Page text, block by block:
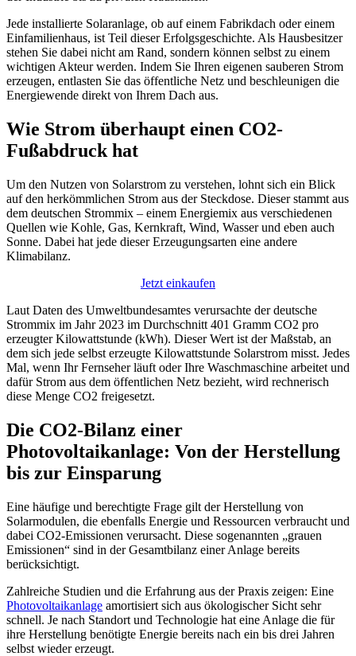
Jede installierte Solaranlage, ob auf einem Fabrikdach oder einem
Einfamilienhaus, ist Teil dieser Erfolgsgeschichte. Als Hausbesitzer
stehen Sie dabei nicht am Rand, sondern können selbst zu einem
wichtigen Akteur werden. Indem Sie Ihren eigenen sauberen Strom
erzeugen, entlasten Sie das öffentliche Netz und beschleunigen die
Energiewende direkt von Ihrem Dach aus.
Wie Strom überhaupt einen CO2-
Fußabdruck hat
Um den Nutzen von Solarstrom zu verstehen, lohnt sich ein Blick
auf den herkömmlichen Strom aus der Steckdose. Dieser stammt aus
dem deutschen Strommix – einem Energiemix aus verschiedenen
Quellen wie Kohle, Gas, Kernkraft, Wind, Wasser und eben auch
Sonne. Dabei hat jede dieser Erzeugungsarten eine andere
Klimabilanz.
Jetzt einkaufen
Laut Daten des Umweltbundesamtes verursachte der deutsche
Strommix im Jahr 2023 im Durchschnitt 401 Gramm CO2 pro
erzeugter Kilowattstunde (kWh). Dieser Wert ist der Maßstab, an
dem sich jede selbst erzeugte Kilowattstunde Solarstrom misst. Jedes
Mal, wenn Ihr Fernseher läuft oder Ihre Waschmaschine arbeitet und
dafür Strom aus dem öffentlichen Netz bezieht, wird rechnerisch
diese Menge CO2 freigesetzt.
Die CO2-Bilanz einer
Photovoltaikanlage: Von der Herstellung
bis zur Einsparung
Eine häufige und berechtigte Frage gilt der Herstellung von
Solarmodulen, die ebenfalls Energie und Ressourcen verbraucht und
dabei CO2-Emissionen verursacht. Diese sogenannten „grauen
Emissionen“ sind in der Gesamtbilanz einer Anlage bereits
berücksichtigt.
Zahlreiche Studien und die Erfahrung aus der Praxis zeigen: Eine
Photovoltaikanlage amortisiert sich aus ökologischer Sicht sehr
schnell. Je nach Standort und Technologie hat eine Anlage die für
ihre Herstellung benötigte Energie bereits nach ein bis drei Jahren
selbst wieder erzeugt.